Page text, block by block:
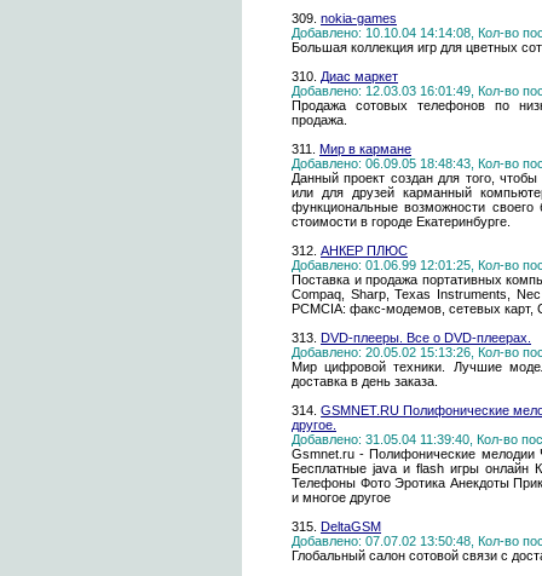
309. nokia-games
Добавлено: 10.10.04 14:14:08, Кол-во
Большая коллекция игр для цветных
310. Диас маркет
Добавлено: 12.03.03 16:01:49, Кол-во
Продажа сотовых телефонов по
продажа.
311. Мир в кармане
Добавлено: 06.09.05 18:48:43, Кол-во
Данный проект создан для того,
или для друзей карманный
функциональные возможности
стоимости в городе Екатеринбурге.
312. АНКЕР ПЛЮС
Добавлено: 01.06.99 12:01:25, Кол-во
Поставка и продажа портативных
Compaq, Sharp, Texas Instruments,
PCMCIA: факс-модемов, сетевых карт,
313. DVD-плееры. Все о DVD-плеерах.
Добавлено: 20.05.02 15:13:26, Кол-во
Мир цифровой техники. Лучшие
доставка в день заказа.
314.GSMNET.RU Полифонические
другое.
Добавлено: 31.05.04 11:39:40, Кол-во
Gsmnet.ru - Полифонические мелодии
Бесплатные java и flash игры онлайн
Телефоны Фото Эротика Анекдоты
и многое другое
315. DeltaGSM
Добавлено: 07.07.02 13:50:48, Кол-во
Глобальный салон сотовой связи с